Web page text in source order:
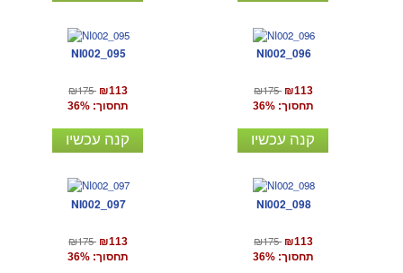
NI002_095
₪175 ₪113
תחסוך: 36%
קנה עכשיו
NI002_096
₪175 ₪113
תחסוך: 36%
קנה עכשיו
NI002_097
₪175 ₪113
תחסוך: 36%
NI002_098
₪175 ₪113
תחסוך: 36%